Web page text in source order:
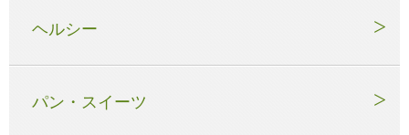
ヘルシー
パン・スイーツ